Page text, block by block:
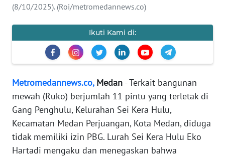
(8/10/2025). (Roi/metromedannews.co)
Ikuti Kami di:
Metromedannews.co, Medan - Terkait bangunan
mewah (Ruko) berjumlah 11 pintu yang terletak di
Gang Penghulu, Kelurahan Sei Kera Hulu,
Kecamatan Medan Perjuangan, Kota Medan, diduga
tidak memiliki izin PBG. Lurah Sei Kera Hulu Eko
Hartadi mengaku dan menegaskan bahwa
REDAKSI
DISCLAIMER
News
Regional
WN
SUMUT